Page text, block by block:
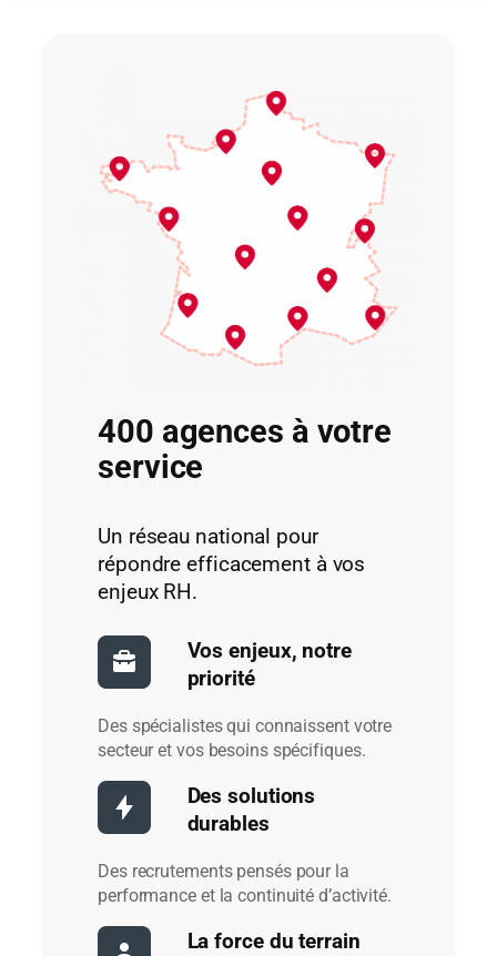
400 agences à votre
service
Un réseau national pour
répondre efficacement à vos
enjeux RH.
Vos enjeux, notre
priorité
Des spécialistes qui connaissent votre
secteur et vos besoins spécifiques.
Des solutions
durables
Des recrutements pensés pour la
performance et la continuité d’activité.
La force du terrain